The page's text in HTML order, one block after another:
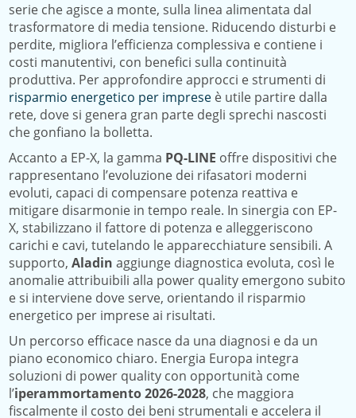
serie che agisce a monte, sulla linea alimentata dal
trasformatore di media tensione. Riducendo disturbi e
perdite, migliora l’efficienza complessiva e contiene i
costi manutentivi, con benefici sulla continuità
produttiva. Per approfondire approcci e strumenti di
risparmio energetico per imprese è utile partire dalla
rete, dove si genera gran parte degli sprechi nascosti
che gonfiano la bolletta.
Accanto a EP-X, la gamma PQ-LINE offre dispositivi che
rappresentano l’evoluzione dei rifasatori moderni
evoluti, capaci di compensare potenza reattiva e
mitigare disarmonie in tempo reale. In sinergia con EP-
X, stabilizzano il fattore di potenza e alleggeriscono
carichi e cavi, tutelando le apparecchiature sensibili. A
supporto,Aladin aggiunge diagnostica evoluta, così le
anomalie attribuibili alla power quality emergono subito
e si interviene dove serve, orientando il risparmio
energetico per imprese ai risultati.
Un percorso efficace nasce da una diagnosi e da un
piano economico chiaro. Energia Europa integra
soluzioni di power quality con opportunità come
l’iperammortamento 2026-2028, che maggiora
fiscalmente il costo dei beni strumentali e accelera il